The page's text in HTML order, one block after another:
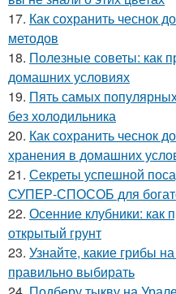
17. Как сохранить чеснок
методов
18. Полезные советы: как
домашних условиях
19. Пять самых
без холодильника
20. Как сохранить чеснок
хранения в домашних
21. Секреты успешной
СУПЕР-СПОСОБ для
22. Осенние клубники: как
открытый грунт
23. Узнайте, какие грибы
правильно выбирать